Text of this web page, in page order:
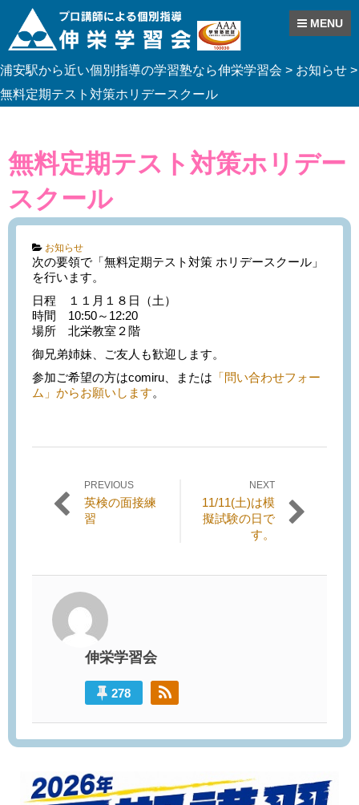
Skip
to
content
MENU
浦安駅から近い個別指導の学習塾なら伸栄学習会 > お知らせ >
無料定期テスト対策ホリデースクール
無料定期テスト対策ホリデー
スクール
Categories:
お知らせ
次の要領で「無料定期テスト対策 ホリデースクール」
を行います。
日程 １１月１８日（土）
時間 10:50～12:20
場所 北栄教室２階
御兄弟姉妹、ご友人も歓迎します。
参加ご希望の方はcomiru、または 「問い合わせフォー
ム」からお願いします。
投稿ナビゲーション
PREVIOUS
Previous
post:
英検の面接練
習
NEXT
Next
post:
11/11(土)は模
擬試験の日で
す。
伸栄学習会
278